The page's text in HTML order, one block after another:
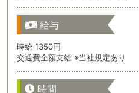
給与
時給 1350円
交通費全額支給 ※当社規定あり
時間